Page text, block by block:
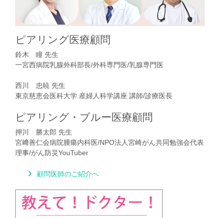
ピアリング医療顧問
鈴木 瞳 先生
一宮西病院乳腺外科部長/外科専門医/乳腺専門医
西川 忠暁 先生
東京慈恵会医科大学 産婦人科学講座 講師/診療医長
ピアリング・ブルー医療顧問
押川 勝太郎 先生
宮﨑善仁会病院腫瘍内科医/NPO法人宮崎がん共同勉強会代表
理事/がん防災YouTuber
顧問医師のご紹介へ